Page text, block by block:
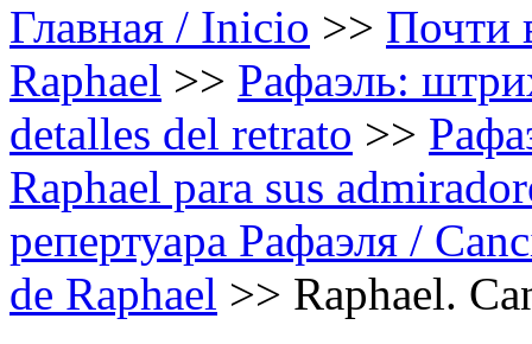
Главная / Inicio >> Почти
Raphael >> Рафаэль:
detalles del retrato >>
Raphael para sus
репертуара Рафаэля /
de Raphael >> Raphael.